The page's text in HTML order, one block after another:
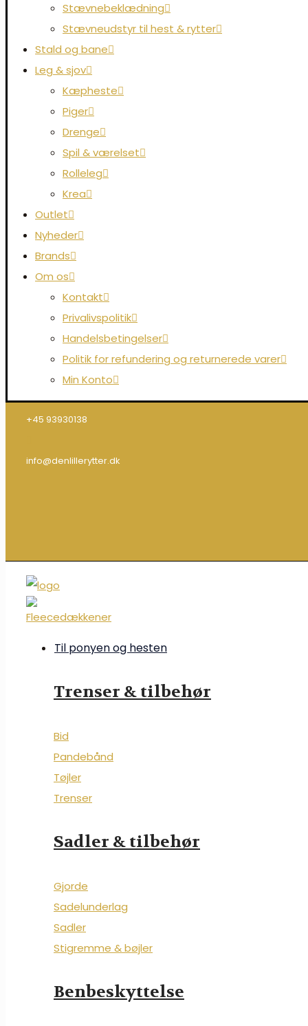
Stævnebeklædning
Stævneudstyr til hest & rytter
Stald og bane
Leg & sjov
Kæpheste
Piger
Drenge
Spil & værelset
Rolleleg
Krea
Outlet
Nyheder
Brands
Om os
Kontakt
Privalivspolitik
Handelsbetingelser
Politik for refundering og returnerede varer
Min Konto
+45 93930138
info@denlillerytter.dk
Til ponyen og hesten
Trenser & tilbehør
Bid
Pandebånd
Tøjler
Trenser
Sadler & tilbehør
Gjorde
Sadelunderlag
Sadler
Stigremme & bøjler
Benbeskyttelse